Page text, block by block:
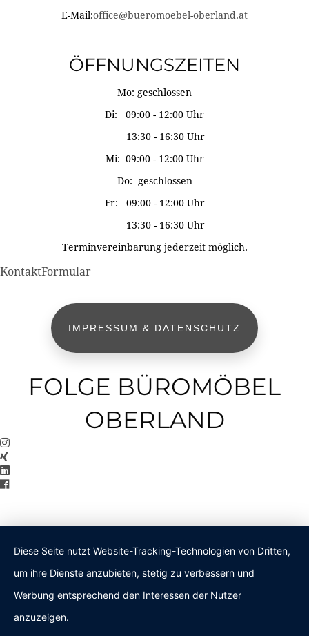
E-Mail:office@bueromoebel-oberland.at
ÖFFNUNGSZEITEN
Mo: geschlossen
Di: 09:00 - 12:00 Uhr
13:30 - 16:30 Uhr
Mi: 09:00 - 12:00 Uhr
Do: geschlossen
Fr: 09:00 - 12:00 Uhr
13:30 - 16:30 Uhr
Terminvereinbarung jederzeit möglich.
KontaktFormular
IMPRESSUM & DATENSCHUTZ
FOLGE BÜROMÖBEL
OBERLAND
Diese Seite nutzt Website-Tracking-Technologien von Dritten,
um ihre Dienste anzubieten, stetig zu verbessern und
Werbung entsprechend den Interessen der Nutzer
anzuzeigen.